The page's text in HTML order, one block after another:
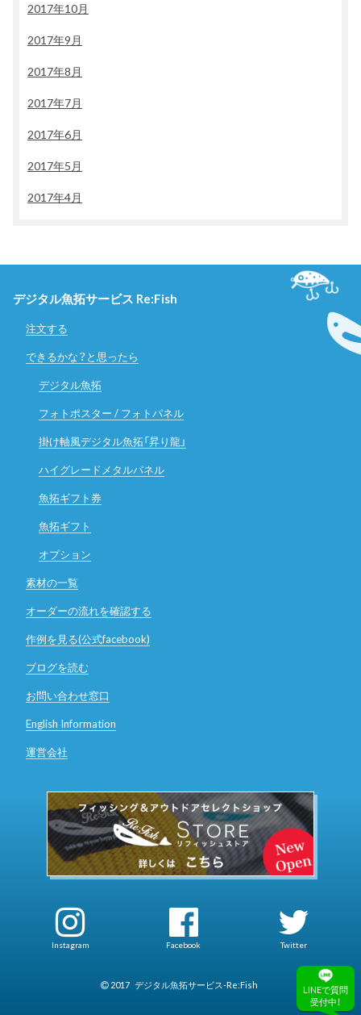
2017年10月
2017年9月
2017年8月
2017年7月
2017年6月
2017年5月
2017年4月
デジタル魚拓サービス Re:Fish
注文する
できるかな？と思ったら
デジタル魚拓
フォトポスター / フォトパネル
掛け軸風デジタル魚拓「昇り龍」
ハイグレードメタルパネル
魚拓ギフト券
魚拓ギフト
オプション
素材の一覧
オーダーの流れを確認する
作例を見る(公式facebook)
ブログを読む
お問い合わせ窓口
English Information
運営会社
Instagram Facebook Twitter
2017 デジタル魚拓サービス-Re:Fish
LINEで質問
受付中！